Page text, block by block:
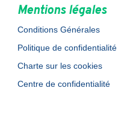
Mentions légales
Conditions Générales
Politique de confidentialité
Charte sur les cookies
Centre de confidentialité